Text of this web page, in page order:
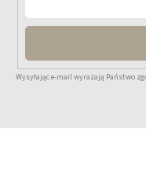
Wysyłając e-mail wyrażają Państwo